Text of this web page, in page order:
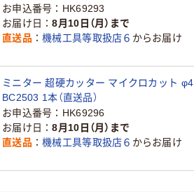
お申込番号
HK69293
お届け日
8月10日（月）まで
直送品
機械工具等取扱店６ からお届け
ミニター 超硬カッター マイクロカット φ4
BC2503 1本（直送品）
お申込番号
HK69296
お届け日
8月10日（月）まで
直送品
機械工具等取扱店６ からお届け